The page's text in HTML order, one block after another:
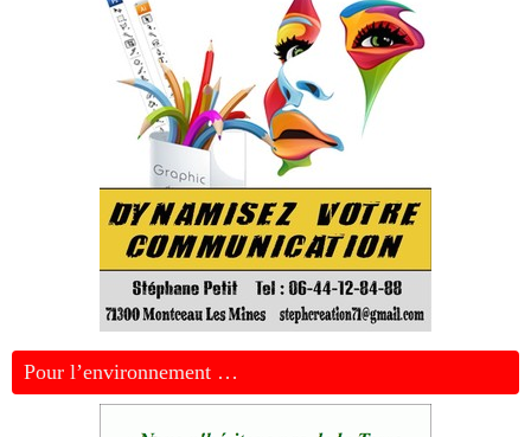
Pour l’environnement …